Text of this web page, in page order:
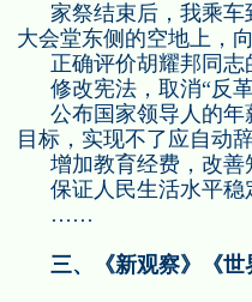
家祭结束后，我乘
大会堂东侧的空地上，
正确评价胡耀邦同
修改宪法，取消“反革
公布国家领导人的
目标，实现不了应自动辞
增加教育经费，改善
保证人民生活水平稳
……
三、《新观察》《